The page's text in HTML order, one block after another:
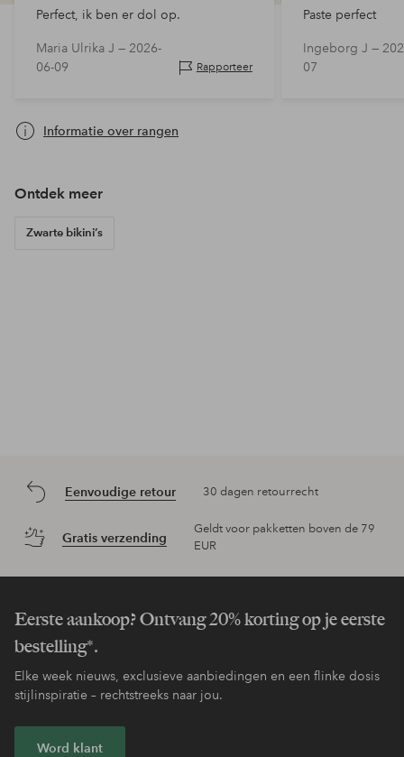
Perfect, ik ben er dol op.
Maria Ulrika J — 2026-
06-09
Rapporteer
Paste perfect
Ingeborg J —
07
Informatie over rangen
Ontdek meer
Zwarte bikini’s
Eenvoudige retour 30 dagen retourrecht
Gratis verzending
Geldt voor pakketten boven de 79
EUR
Eerste aankoop? Ontvang 20% korting op je eerste
bestelling*.
Elke week nieuws, exclusieve aanbiedingen en een flinke dosis
stijlinspiratie – rechtstreeks naar jou.
Word klant